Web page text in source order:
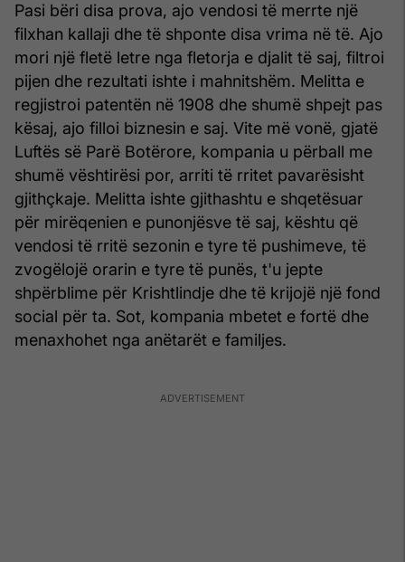
Pasi bëri disa prova, ajo vendosi të merrte një
filxhan kallaji dhe të shponte disa vrima në të. Ajo
mori një fletë letre nga fletorja e djalit të saj, filtroi ​​
pijen dhe rezultati ishte i mahnitshëm. Melitta e
regjistroi patentën në 1908 dhe shumë shpejt pas
kësaj, ajo filloi biznesin e saj. Vite më vonë, gjatë
Luftës së Parë Botërore, kompania u përball me
shumë vështirësi por, arriti të rritet pavarësisht
gjithçkaje. Melitta ishte gjithashtu e shqetësuar
për mirëqenien e punonjësve të saj, kështu që
vendosi të rritë sezonin e tyre të pushimeve, të
zvogëlojë orarin e tyre të punës, t'u jepte
shpërblime për Krishtlindje dhe të krijojë një fond
social për ta. Sot, kompania mbetet e fortë dhe
menaxhohet nga anëtarët e familjes.